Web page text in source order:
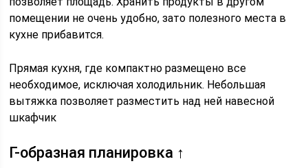
помещении не очень удобно, зато полезного места в
кухне прибавится.
Прямая кухня, где компактно размещено все
необходимое, исключая холодильник. Небольшая
вытяжка позволяет разместить над ней навесной
шкафчик
Г-образная планировка ↑